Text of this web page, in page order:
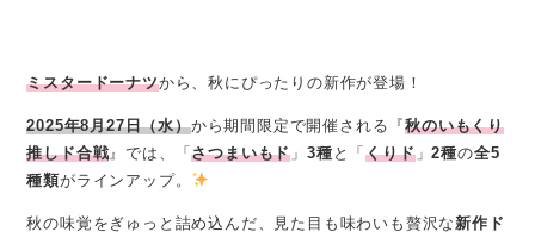
ミスタードーナツから、秋にぴったりの新作が登場！
2025年8月27日（水）から期間限定で開催される『秋のいもくり
推しド合戦 』では、「さつまいもド 」3種 と「くりド」2種の全5
種類がラインアップ。
秋の味覚をぎゅっと詰め込んだ、見た目も味わいも贅沢な新作ド